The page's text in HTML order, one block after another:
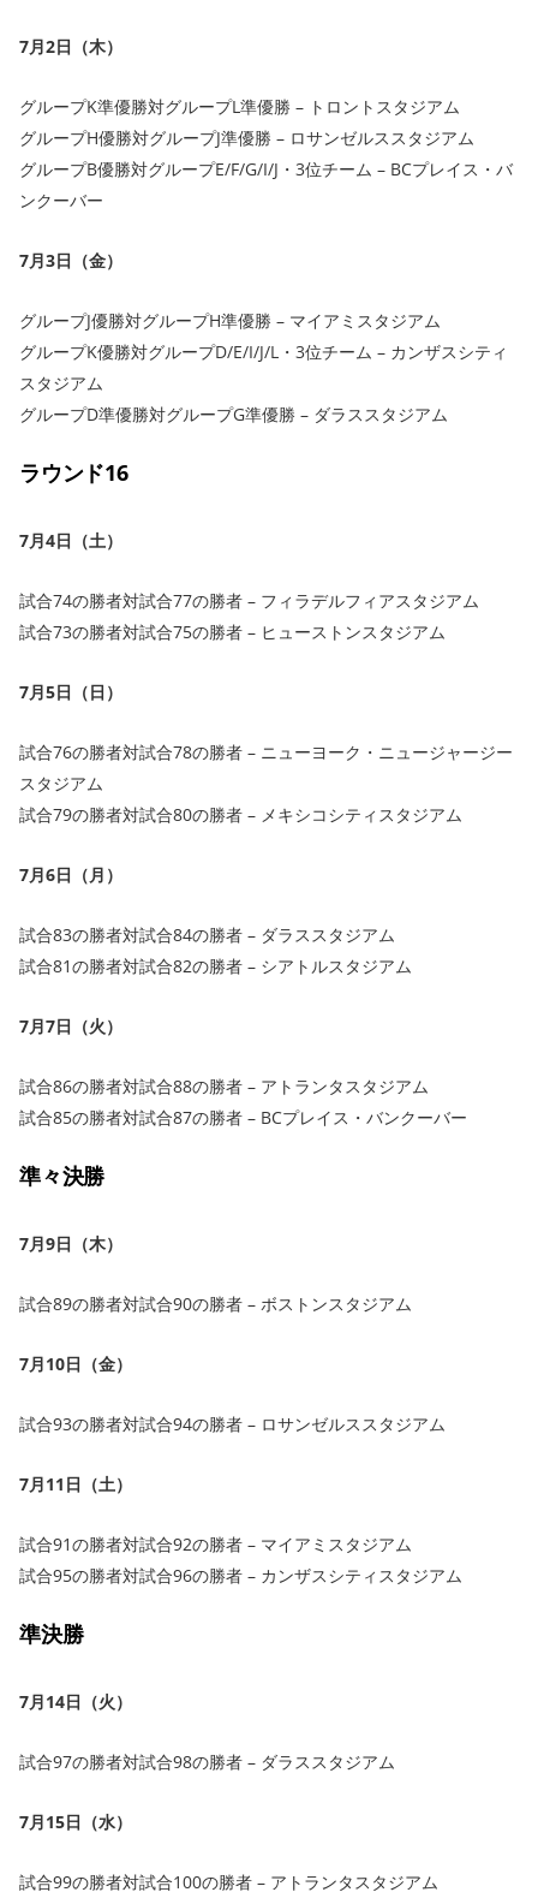
7月2日（木）
グループK準優勝対グループL準優勝 – トロントスタジアム
グループH優勝対グループJ準優勝 – ロサンゼルススタジアム
グループB優勝対グループE/F/G/I/J・3位チーム – BCプレイス・バ
ンクーバー
7月3日（金）
グループJ優勝対グループH準優勝 – マイアミスタジアム
グループK優勝対グループD/E/I/J/L・3位チーム – カンザスシティ
スタジアム
グループD準優勝対グループG準優勝 – ダラススタジアム
ラウンド16
7月4日（土）
試合74の勝者対試合77の勝者 – フィラデルフィアスタジアム
試合73の勝者対試合75の勝者 – ヒューストンスタジアム
7月5日（日）
試合76の勝者対試合78の勝者 – ニューヨーク・ニュージャージー
スタジアム
試合79の勝者対試合80の勝者 – メキシコシティスタジアム
7月6日（月）
試合83の勝者対試合84の勝者 – ダラススタジアム
試合81の勝者対試合82の勝者 – シアトルスタジアム
7月7日（火）
試合86の勝者対試合88の勝者 – アトランタスタジアム
試合85の勝者対試合87の勝者 – BCプレイス・バンクーバー
準々決勝
7月9日（木）
試合89の勝者対試合90の勝者 – ボストンスタジアム
7月10日（金）
試合93の勝者対試合94の勝者 – ロサンゼルススタジアム
7月11日（土）
試合91の勝者対試合92の勝者 – マイアミスタジアム
試合95の勝者対試合96の勝者 – カンザスシティスタジアム
準決勝
7月14日（火）
試合97の勝者対試合98の勝者 – ダラススタジアム
7月15日（水）
試合99の勝者対試合100の勝者 – アトランタスタジアム